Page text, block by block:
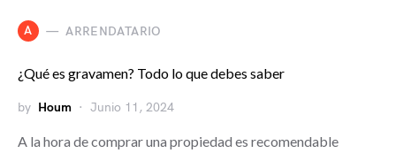
A ARRENDATARIO
¿Qué es gravamen? Todo lo que debes saber
by Houm Junio 11, 2024
A la hora de comprar una propiedad es recomendable